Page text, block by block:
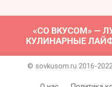
«СО ВКУСОМ» —
КУЛИНАРНЫЕ
© sovkusom.ru 2016-